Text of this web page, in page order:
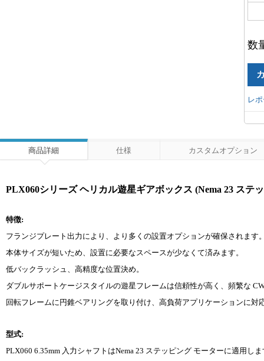
数
レ
商品詳細 仕様 カスタムオプション
PLX060シリーズ ヘリカル遊星ギアボックス (Nema 23 ステ
特徴:
フランジプレート出力により、より多くの設置オプションが確保されます
本体サイズが短いため、設置に必要なスペースが少なくて済みます。
低バックラッシュ、高精度な位置決め。
ダブルサポートケージスタイルの遊星フレームは信頼性が高く、頻繁な
回転フレームに円錐ベアリングを取り付け、高負荷アプリケーションに対
型式:
PLX060 6.35mm 入力シャフトはNema 23 ステッピング モーターに適用し